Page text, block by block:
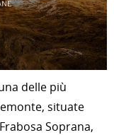
delle più
situate
Soprana,